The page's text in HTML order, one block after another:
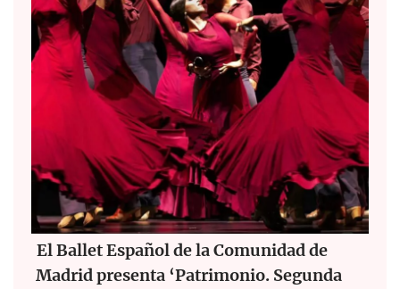
El Ballet Español de la Comunidad de
Madrid presenta ‘Patrimonio. Segunda